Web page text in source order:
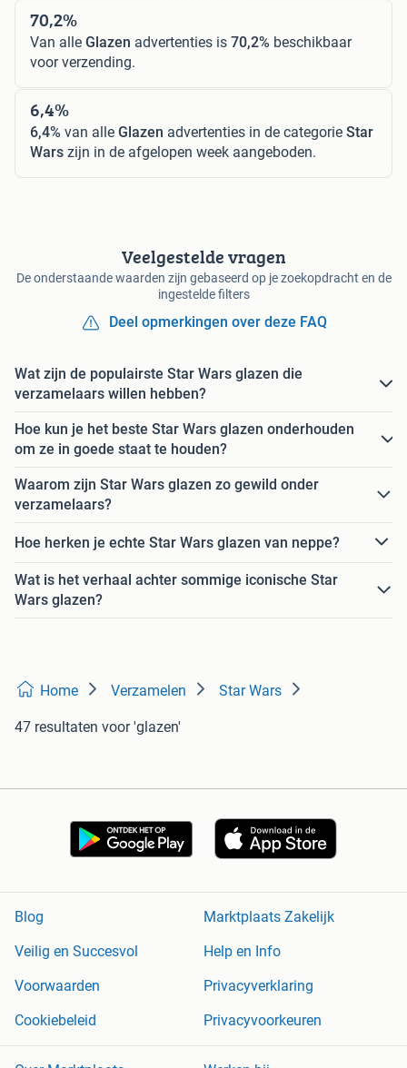
70,2%
Van alle Glazen advertenties is 70,2% beschikbaar
voor verzending.
6,4%
6,4% van alle Glazen advertenties in de categorie Star
Wars zijn in de afgelopen week aangeboden.
Veelgestelde vragen
De onderstaande waarden zijn gebaseerd op je zoekopdracht en de
ingestelde filters
Deel opmerkingen over deze FAQ
Wat zijn de populairste Star Wars glazen die
verzamelaars willen hebben?
Hoe kun je het beste Star Wars glazen onderhouden
om ze in goede staat te houden?
Waarom zijn Star Wars glazen zo gewild onder
verzamelaars?
Hoe herken je echte Star Wars glazen van neppe?
Wat is het verhaal achter sommige iconische Star
Wars glazen?
Home Verzamelen Star Wars
47 resultaten voor 'glazen'
Blog
Marktplaats Zakelijk
Veilig en Succesvol
Help en Info
Voorwaarden
Privacyverklaring
Cookiebeleid
Privacyvoorkeuren